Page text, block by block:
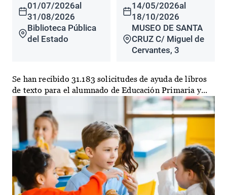
01/07/2026al
31/08/2026
Biblioteca Pública
del Estado
14/05/2026al
18/10/2026
MUSEO DE SANTA
CRUZ C/ Miguel de
Cervantes, 3
Se han recibido 31.183 solicitudes de ayuda de libros
de texto para el alumnado de Educación Primaria y...